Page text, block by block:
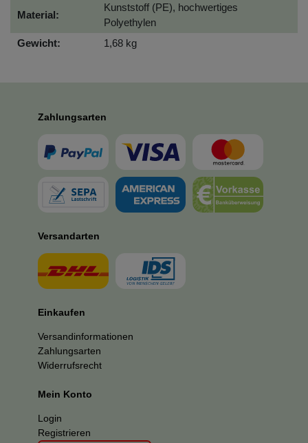
Material:
Kunststoff (PE), hochwertiges
Polyethylen
Gewicht:
1,68 kg
Zahlungsarten
Versandarten
Einkaufen
Versandinformationen
Zahlungsarten
Widerrufsrecht
Mein Konto
Login
Registrieren